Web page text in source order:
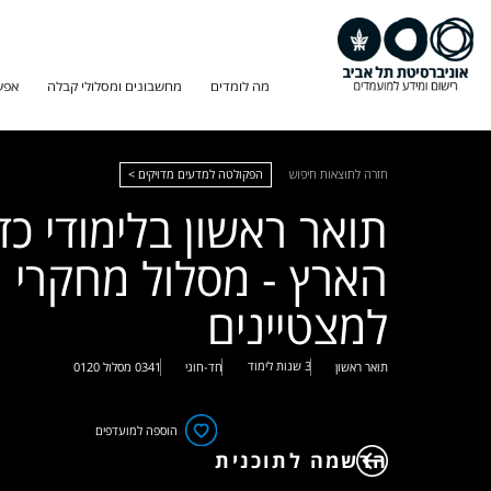
מה לומדים מחשבונים ומסלולי קבלה
חזרה לתוצאות חיפוש הפקולטה למדעים מדויקים >
תואר ראשון בלימודי
הארץ - מסלול מחקרי
למצטיינים
תואר ראשון 3 שנות לימוד חד-חוגי 0341 מסלול 0120
הוספה למועדפים
הרשמה לתוכנית